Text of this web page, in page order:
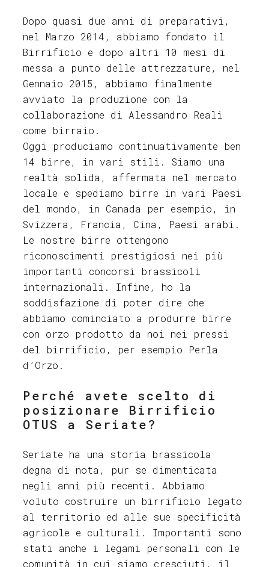
Dopo quasi due anni di preparativi,
nel Marzo 2014, abbiamo fondato il
Birrificio e dopo altri 10 mesi di
messa a punto delle attrezzature, nel
Gennaio 2015, abbiamo finalmente
avviato la produzione con la
collaborazione di Alessandro Reali
come birraio.
Oggi produciamo continuativamente ben
14 birre, in vari stili. Siamo una
realtà solida, affermata nel mercato
locale e spediamo birre in vari Paesi
del mondo, in Canada per esempio, in
Svizzera, Francia, Cina, Paesi arabi.
Le nostre birre ottengono
riconoscimenti prestigiosi nei più
importanti concorsi brassicoli
internazionali. Infine, ho la
soddisfazione di poter dire che
abbiamo cominciato a produrre birre
con orzo prodotto da noi nei pressi
del birrificio, per esempio Perla
d’Orzo.
Perché avete scelto di
posizionare Birrificio
OTUS a Seriate?
Seriate ha una storia brassicola
degna di nota, pur se dimenticata
negli anni più recenti. Abbiamo
voluto costruire un birrificio legato
al territorio ed alle sue specificità
agricole e culturali. Importanti sono
stati anche i legami personali con le
comunità in cui siamo cresciuti, il